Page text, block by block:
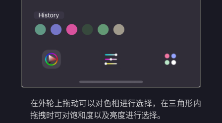
在外轮上拖动可以对色相进行选择，在三角形内
拖拽时可对饱和度以及亮度进行选择。